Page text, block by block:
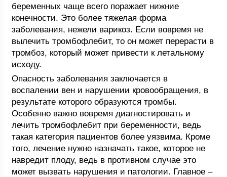
беременных чаще всего поражает нижние
конечности. Это более тяжелая форма
заболевания, нежели варикоз. Если вовремя не
вылечить тромбофлебит, то он может перерасти в
тромбоз, который может привести к летальному
исходу.
Опасность заболевания заключается в
воспалении вен и нарушении кровообращения, в
результате которого образуются тромбы.
Особенно важно вовремя диагностировать и
лечить тромбофлебит при беременности, ведь
такая категория пациентов более уязвима. Кроме
того, лечение нужно назначать такое, которое не
навредит плоду, ведь в противном случае это
может вызвать нарушения и патологии. Главное –